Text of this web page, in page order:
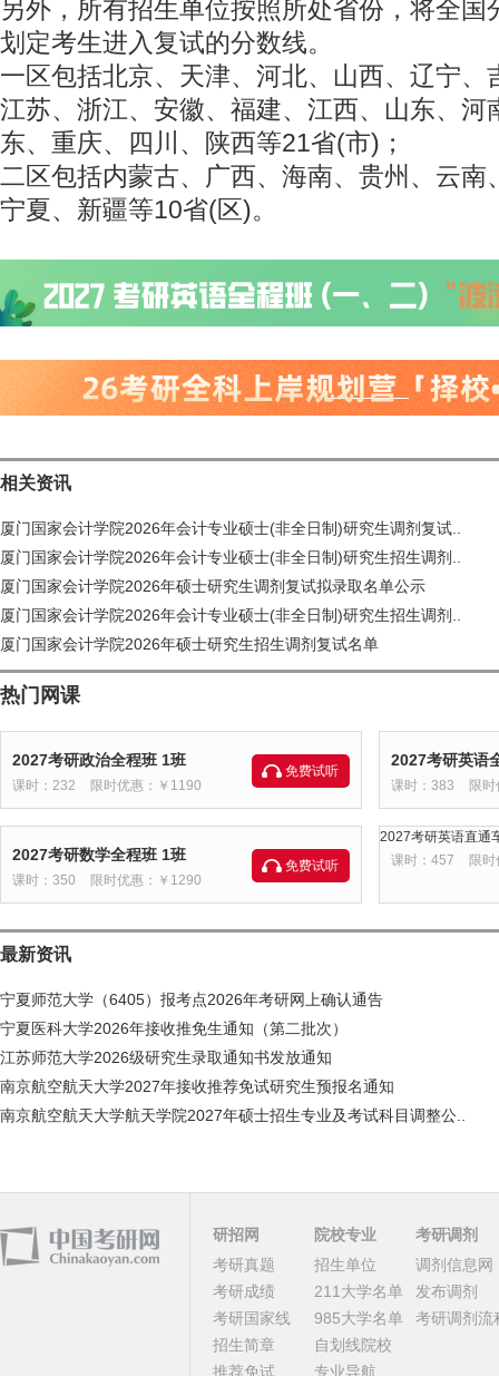
另外，所有招生单位按照所处省份，将全国
划定考生进入复试的分数线。
一区包括北京、天津、河北、山西、辽宁、
江苏、浙江、安徽、福建、江西、山东、河
东、重庆、四川、陕西等21省(市)；
二区包括内蒙古、广西、海南、贵州、云南
宁夏、新疆等10省(区)。
相关资讯
厦门国家会计学院2026年会计专业硕士(非全日制)研究生调剂复试..
厦门国家会计学院2026年会计专业硕士(非全日制)研究生招生调剂..
厦门国家会计学院2026年硕士研究生调剂复试拟录取名单公示
厦门国家会计学院2026年会计专业硕士(非全日制)研究生招生调剂..
厦门国家会计学院2026年硕士研究生招生调剂复试名单
热门网课
2027考研政治全程班 1班
课时：232 限时优惠：￥1190
免费试听
2027考研英语
课时：383 限
2027考研数学全程班 1班
课时：350 限时优惠：￥1290
免费试听
2027考研英语直通
课时：457
限
最新资讯
宁夏师范大学（6405）报考点2026年考研网上确认通告
宁夏医科大学2026年接收推免生通知（第二批次）
江苏师范大学2026级研究生录取通知书发放通知
南京航空航天大学2027年接收推荐免试研究生预报名通知
南京航空航天大学航天学院2027年硕士招生专业及考试科目调整公..
研招网
考研真题
考研成绩
考研国家线
招生简章
推荐免试
院校专业
招生单位
211大学名单
985大学名单
自划线院校
专业导航
考研调剂
调剂信息网
发布调剂
考研调剂流